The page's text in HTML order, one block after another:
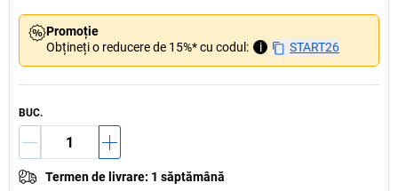
Promoție
Obțineți o reducere de 15%* cu codul:
i START26
BUC.
Termen de livrare: 1 săptămână